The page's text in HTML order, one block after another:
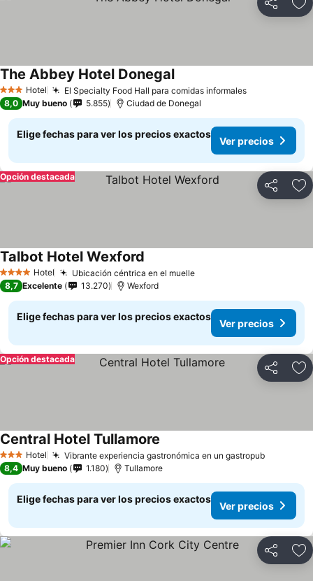
Compartir
3 Estrellas
Hotel El Specialty Food Hall para comidas informales
The Abbey Hotel Donegal
8,0 Muy bueno 5.855 Ciudad de Donegal
Elige fechas para ver los precios exactos
Ver precios
Compartir
Opción destacada
4 EstrellasHotel Ubicación céntrica en el muelle
Talbot Hotel Wexford
8,7 Excelente 13.270 Wexford
Elige fechas para ver los precios exactos
Ver precios
Compartir
Opción destacada
3 Estrellas
Hotel Vibrante experiencia gastronómica en un gastropub
Central Hotel Tullamore
8,4 Muy bueno 1.180 Tullamore
Elige fechas para ver los precios exactos
Ver precios
Compartir